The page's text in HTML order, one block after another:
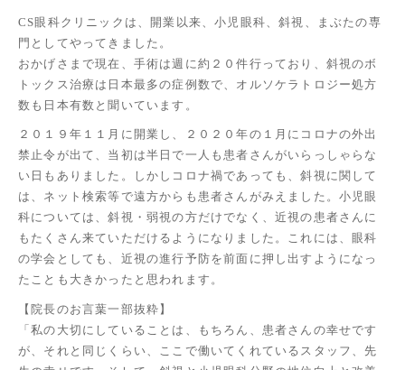
CS眼科クリニックは、開業以来、小児眼科、斜視、まぶたの専
門としてやってきました。
おかげさまで現在、手術は週に約２０件行っており、斜視のボ
トックス治療は日本最多の症例数で、オルソケラトロジー処方
数も日本有数と聞いています。
２０１９年１１月に開業し、２０２０年の１月にコロナの外出
禁止令が出て、当初は半日で一人も患者さんがいらっしゃらな
い日もありました。しかしコロナ禍であっても、斜視に関して
は、ネット検索等で遠方からも患者さんがみえました。小児眼
科については、斜視・弱視の方だけでなく、近視の患者さんに
もたくさん来ていただけるようになりました。これには、眼科
の学会としても、近視の進行予防を前面に押し出すようになっ
たことも大きかったと思われます。
【院長のお言葉一部抜粋】
「私の大切にしていることは、もちろん、患者さんの幸せです
が、それと同じくらい、ここで働いてくれているスタッフ、先